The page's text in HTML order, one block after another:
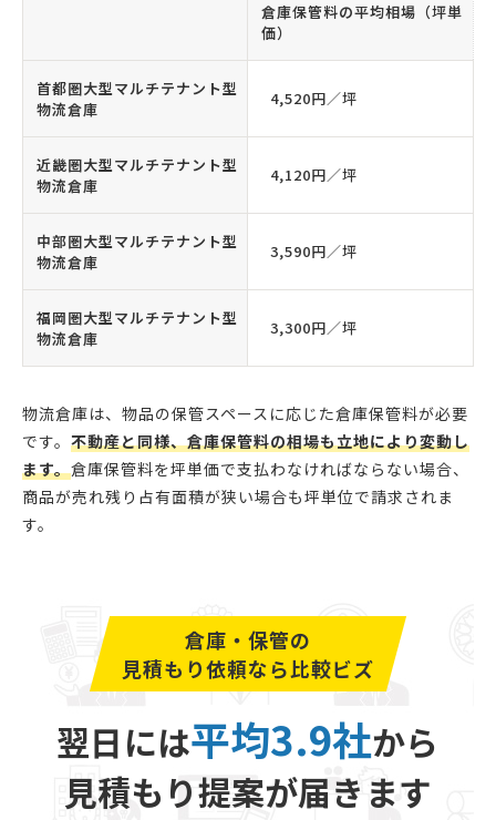
倉庫保管料の平均相場（坪単
価）
首都圏大型マルチテナント型
物流倉庫
4,520円／坪
近畿圏大型マルチテナント型
物流倉庫
4,120円／坪
中部圏大型マルチテナント型
物流倉庫
3,590円／坪
福岡圏大型マルチテナント型
物流倉庫
3,300円／坪
物流倉庫は、物品の保管スペースに応じた倉庫保管料が必要
です。 不動産と同様、倉庫保管料の相場も立地により変動し
ます。倉庫保管料を坪単価で支払わなければならない場合、
商品が売れ残り占有面積が狭い場合も坪単位で請求されま
す。
倉庫・保管の
見積もり依頼なら比較ビズ
翌日には平均3.9社から
見積もり提案が届きます